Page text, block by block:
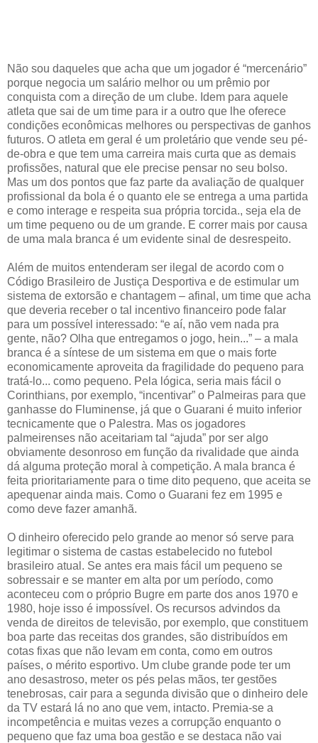
Não sou daqueles que acha que um jogador é “mercenário”
porque negocia um salário melhor ou um prêmio por
conquista com a direção de um clube. Idem para aquele
atleta que sai de um time para ir a outro que lhe oferece
condições econômicas melhores ou perspectivas de ganhos
futuros. O atleta em geral é um proletário que vende seu pé-
de-obra e que tem uma carreira mais curta que as demais
profissões, natural que ele precise pensar no seu bolso.
Mas um dos pontos que faz parte da avaliação de qualquer
profissional da bola é o quanto ele se entrega a uma partida
e como interage e respeita sua própria torcida., seja ela de
um time pequeno ou de um grande. E correr mais por causa
de uma mala branca é um evidente sinal de desrespeito.
Além de muitos entenderam ser ilegal de acordo com o
Código Brasileiro de Justiça Desportiva e de estimular um
sistema de extorsão e chantagem – afinal, um time que acha
que deveria receber o tal incentivo financeiro pode falar
para um possível interessado: “e aí, não vem nada pra
gente, não? Olha que entregamos o jogo, hein...” – a mala
branca é a síntese de um sistema em que o mais forte
economicamente aproveita da fragilidade do pequeno para
tratá-lo... como pequeno. Pela lógica, seria mais fácil o
Corinthians, por exemplo, “incentivar” o Palmeiras para que
ganhasse do Fluminense, já que o Guarani é muito inferior
tecnicamente que o Palestra. Mas os jogadores
palmeirenses não aceitariam tal “ajuda” por ser algo
obviamente desonroso em função da rivalidade que ainda
dá alguma proteção moral à competição. A mala branca é
feita prioritariamente para o time dito pequeno, que aceita se
apequenar ainda mais. Como o Guarani fez em 1995 e
como deve fazer amanhã.
O dinheiro oferecido pelo grande ao menor só serve para
legitimar o sistema de castas estabelecido no futebol
brasileiro atual. Se antes era mais fácil um pequeno se
sobressair e se manter em alta por um período, como
aconteceu com o próprio Bugre em parte dos anos 1970 e
1980, hoje isso é impossível. Os recursos advindos da
venda de direitos de televisão, por exemplo, que constituem
boa parte das receitas dos grandes, são distribuídos em
cotas fixas que não levam em conta, como em outros
países, o mérito esportivo. Um clube grande pode ter um
ano desastroso, meter os pés pelas mãos, ter gestões
tenebrosas, cair para a segunda divisão que o dinheiro dele
da TV estará lá no ano que vem, intacto. Premia-se a
incompetência e muitas vezes a corrupção enquanto o
pequeno que faz uma boa gestão e se destaca não vai